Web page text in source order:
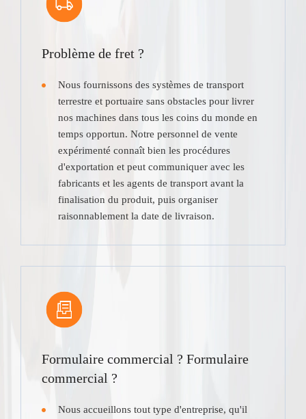
Problème de fret ?
Nous fournissons des systèmes de transport
terrestre et portuaire sans obstacles pour livrer
nos machines dans tous les coins du monde en
temps opportun. Notre personnel de vente
expérimenté connaît bien les procédures
d'exportation et peut communiquer avec les
fabricants et les agents de transport avant la
finalisation du produit, puis organiser
raisonnablement la date de livraison.
Formulaire commercial ? Formulaire
commercial ?
Nous accueillons tout type d'entreprise, qu'il